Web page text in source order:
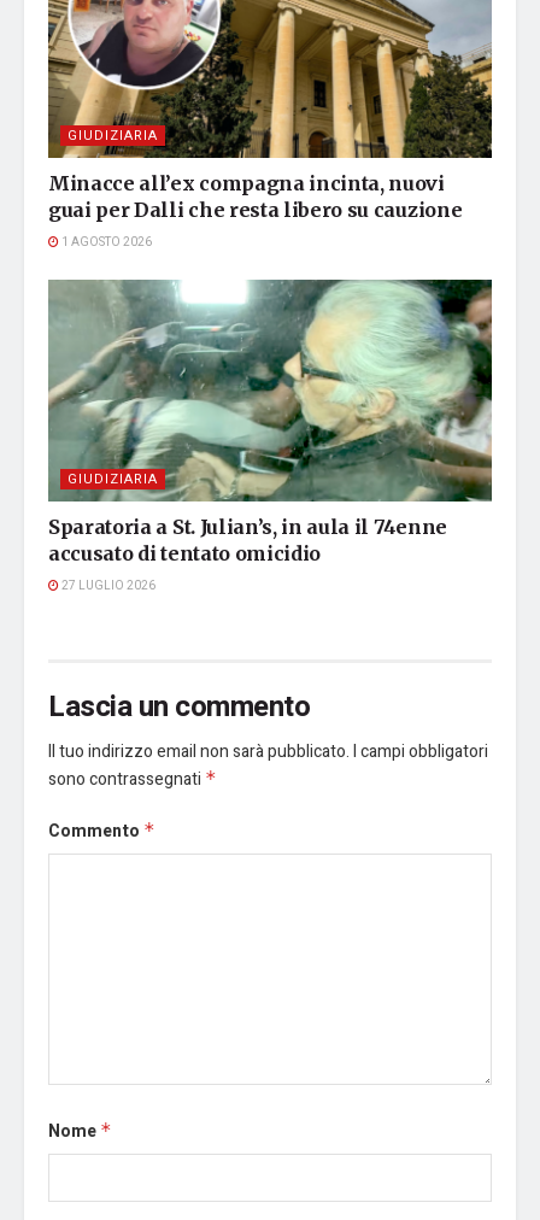
GIUDIZIARIA
Minacce all’ex compagna incinta, nuovi
guai per Dalli che resta libero su cauzione
1 AGOSTO 2026
GIUDIZIARIA
Sparatoria a St. Julian’s, in aula il 74enne
accusato di tentato omicidio
27 LUGLIO 2026
Lascia un commento
Il tuo indirizzo email non sarà pubblicato.I campi obbligatori
sono contrassegnati *
Commento *
Nome *